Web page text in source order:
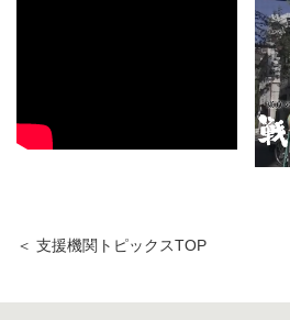
＜ 支援機関トピックスTOP